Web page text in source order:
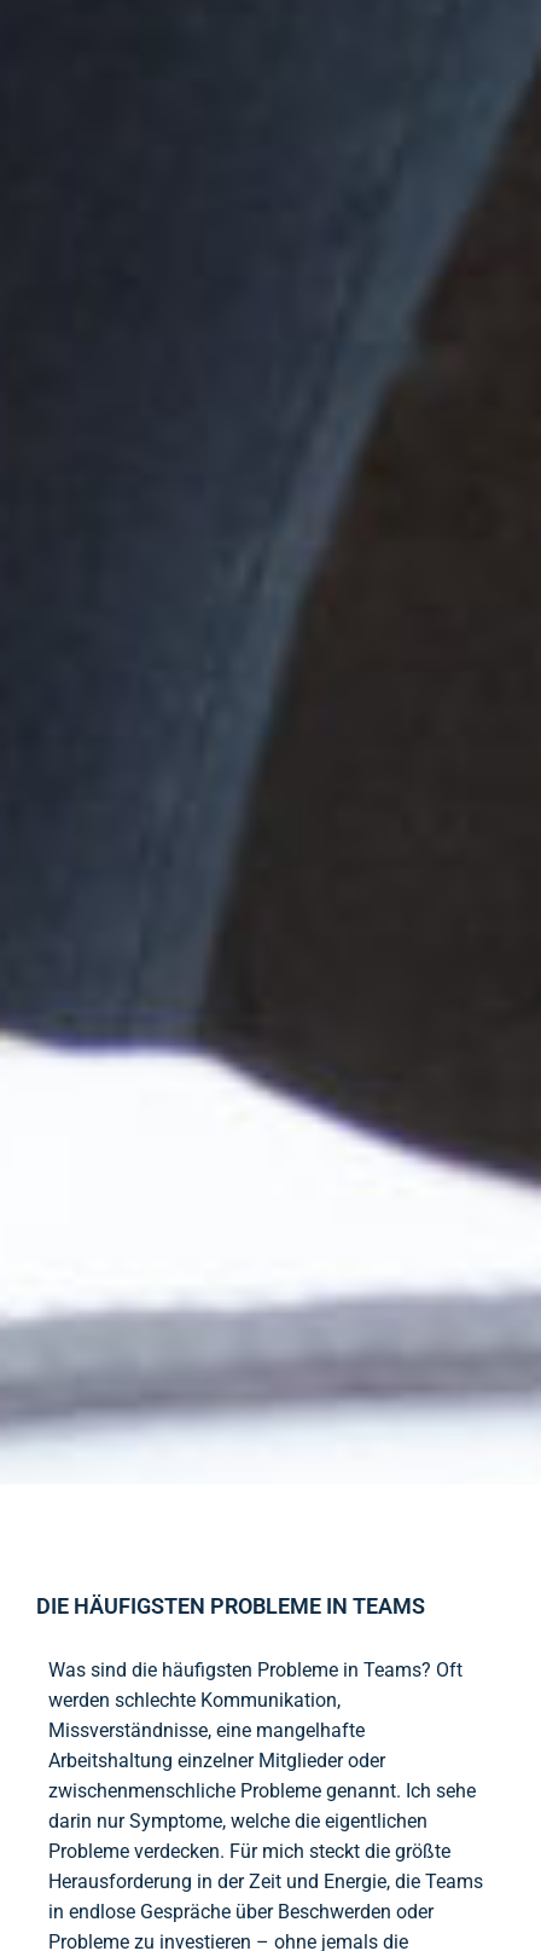
DIE HÄUFIGSTEN PROBLEME IN TEAMS
Was sind die häufigsten Probleme in Teams? Oft
werden schlechte Kommunikation,
Missverständnisse, eine mangelhafte
Arbeitshaltung einzelner Mitglieder oder
zwischenmenschliche Probleme genannt. Ich sehe
darin nur Symptome, welche die eigentlichen
Probleme verdecken. Für mich steckt die größte
Herausforderung in der Zeit und Energie, die Teams
in endlose Gespräche über Beschwerden oder
Probleme zu investieren – ohne jemals die